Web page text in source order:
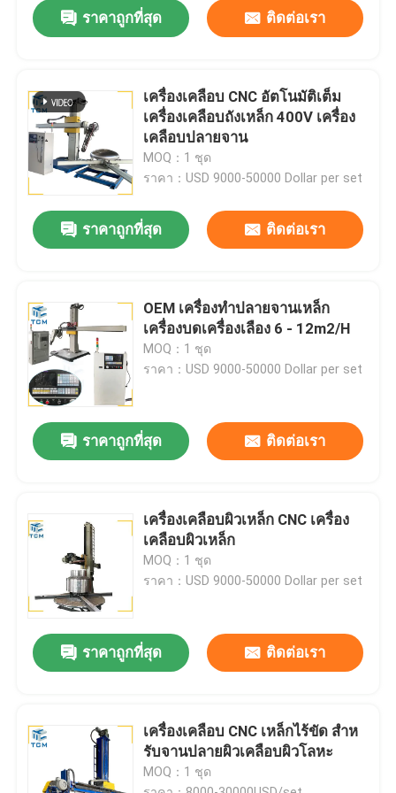
สินค้า
เกี่ยวกับเรา
ทัวร์โรงงาน
ติดต่อเรา
ข่าว
กรณี
ขอใบเสนอราคา
เครื่องเคลือบถัง
ราคาถูกที่สุด ติดต่อเรา
เครื่องเคลือบ CNC อัตโนมัติเต็ม
เครื่องเคลือบถังเหล็ก 400V เครื่อง
เคลือบปลายจาน
MOQ：1 ชุด
ราคา：USD 9000-50000 Dollar per set
ราคาถูกที่สุด ติดต่อเรา
OEM เครื่องทําปลายจานเหล็ก
เครื่องบดเครื่องเลือง 6 - 12m2/H
MOQ：1 ชุด
ราคา：USD 9000-50000 Dollar per set
ราคาถูกที่สุด ติดต่อเรา
เครื่องเคลือบผิวเหล็ก CNC เครื่อง
เคลือบผิวเหล็ก
MOQ：1 ชุด
ราคา：USD 9000-50000 Dollar per set
ราคาถูกที่สุด ติดต่อเรา
เครื่องเคลือบ CNC เหล็กไร้ขัด สําห
รับจานปลายผิวเคลือบผิวโลหะ
MOQ：1 ชุด